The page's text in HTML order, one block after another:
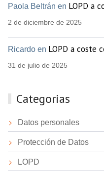
Paola Beltrán en LOPD a
2 de diciembre de 2025
Ricardo en LOPD a coste
31 de julio de 2025
Categorias
Datos personales
Protección de Datos
LOPD